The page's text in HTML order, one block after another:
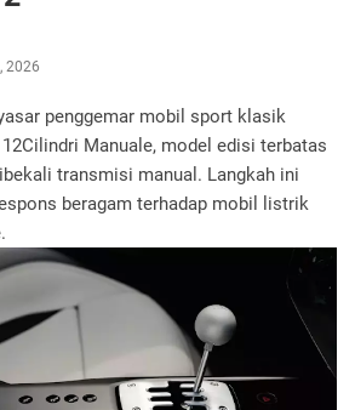
2026
penggemar mobil sport klasik
Manuale, model edisi terbatas
transmisi manual. Langkah ini
beragam terhadap mobil listrik